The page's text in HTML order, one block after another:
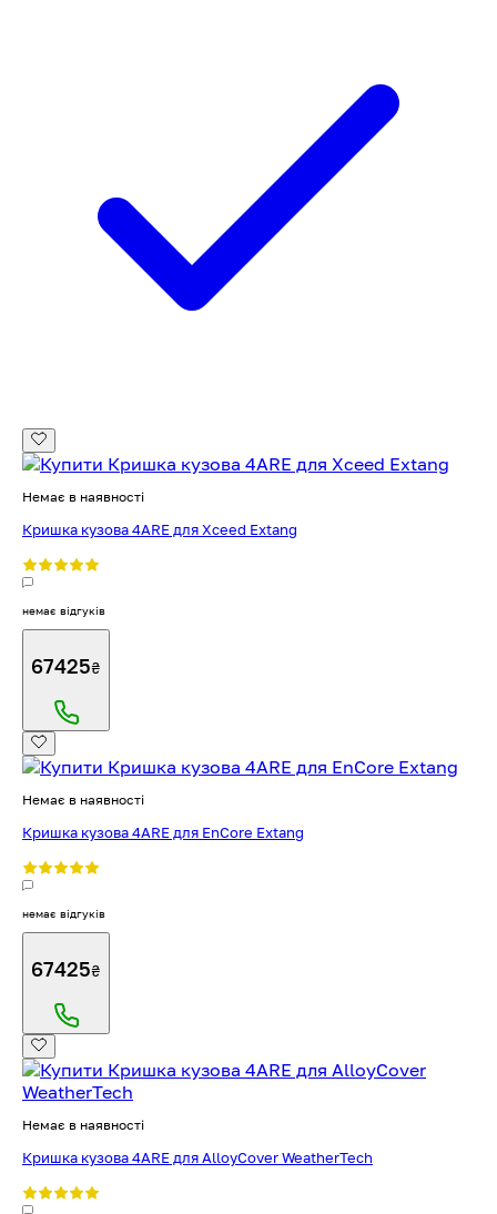
Немає в наявності
Кришка кузова 4ARE для Xceed Extang
немає відгуків
67425₴
Немає в наявності
Кришка кузова 4ARE для EnCore Extang
немає відгуків
67425₴
Немає в наявності
Кришка кузова 4ARE для AlloyCover WeatherTech